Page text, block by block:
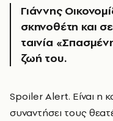
Γιάννης
σκηνοθέτη και
ταινία
ζωή του.
Spoiler Alert. Είναι η καλύτερη ταινία του και θα
συναντήσει τους